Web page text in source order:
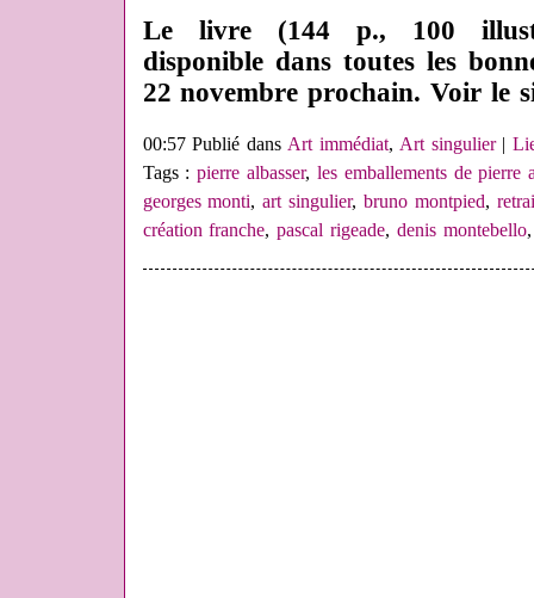
Le livre (144 p., 100
disponible dans toutes les
22 novembre prochain. Voir le
00:57 Publié dansArt immédiat, Art singulier|
Tags :pierre albasser, les emballements de pierre
georges monti,art singulier, bruno montpied,
création franche,pascal rigeade, denis montebello